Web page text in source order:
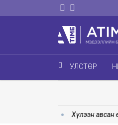
УЛСТӨР
Хүлээн авсан